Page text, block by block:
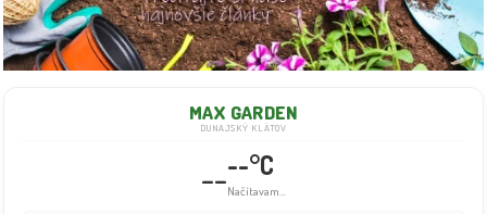
MAX GARDEN
DUNAJSKÝ KLÁTOV
----°C
Načítavam...